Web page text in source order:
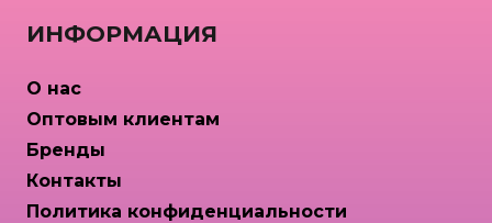
ИНФОРМАЦИЯ
О нас
Оптовым клиентам
Бренды
Контакты
Политика конфиденциальности